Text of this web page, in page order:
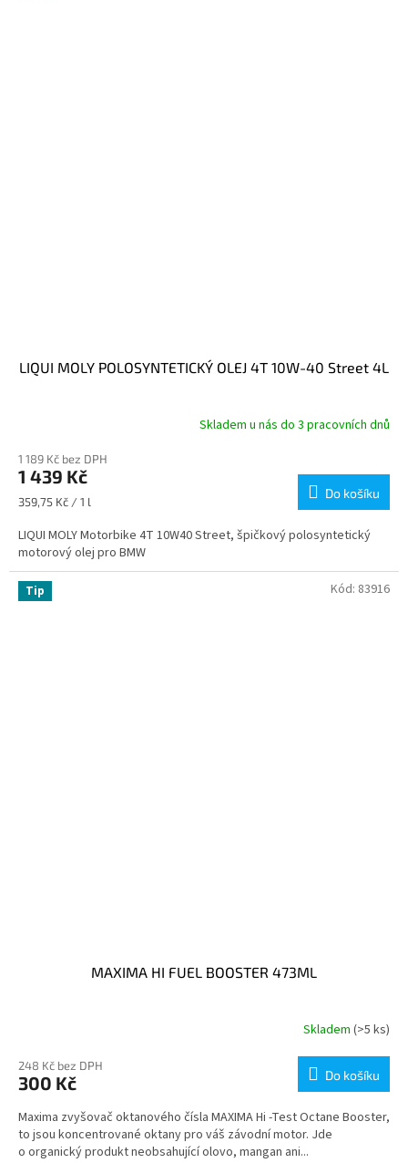
LIQUI MOLY POLOSYNTETICKÝ OLEJ 4T 10W-40 Street 4L
Skladem u nás do 3 pracovních dnů
1 189 Kč bez DPH
1 439 Kč
Měrná
359,75 Kč / 1 l
Do košíku
LIQUI MOLY Motorbike 4T 10W40 Street, špičkový polosyntetický
motorový olej pro BMW
Tip
MAXIMA HI FUEL BOOSTER 473ML
Skladem (>5 ks)
248 Kč bez DPH
300 Kč Do košíku
Maxima zvyšovač oktanového čísla MAXIMA Hi -Test Octane Booster,
to jsou koncentrované oktany pro váš závodní motor. Jde
o organický produkt neobsahující olovo, mangan ani...
Kód: 83916